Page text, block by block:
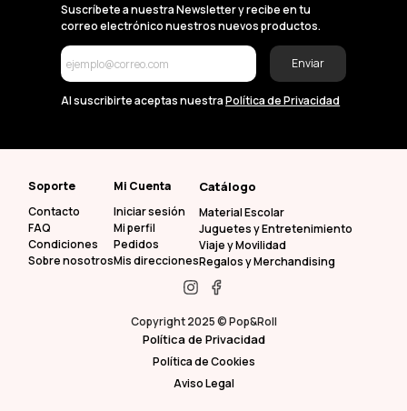
Soporte
Contacto
FAQ
Condiciones
Sobre nosotros
Mi Cuenta
Iniciar sesión
Mi perfil
Pedidos
Mis direcciones
Catálogo
Material Escolar
Juguetes y Entretenimiento
Viaje y Movilidad
Regalos y Merchandising
Copyright 2025 © Pop&Roll
Política de Privacidad
Política de Cookies
Aviso Legal
Suscríbete a nuestra Newsletter y recibe en tu
correo electrónico nuestros nuevos productos.
Enviar
Al suscribirte aceptas nuestraPolítica de Privacidad